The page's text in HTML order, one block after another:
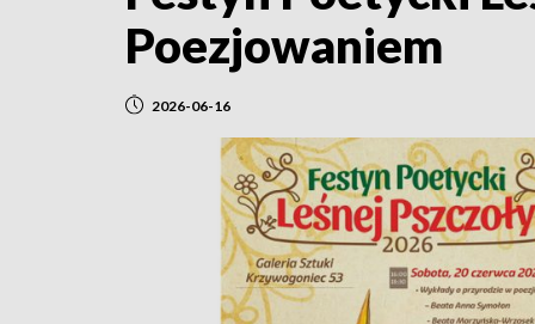
Poezjowaniem
2026-06-16